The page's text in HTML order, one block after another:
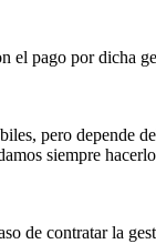
el pago por dicha
pero depende
siempre
de contratar la